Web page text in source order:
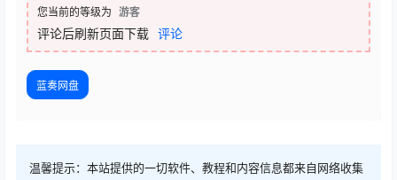
您当前的等级为 游客
评论后刷新页面下载 评论
蓝奏网盘
温馨提示：本站提供的一切软件、教程和内容信息都来自网络收集